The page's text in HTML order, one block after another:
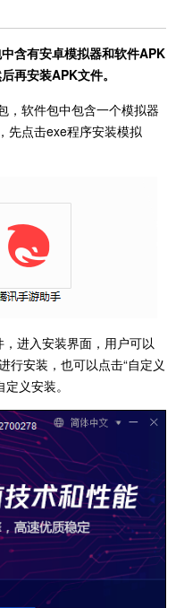
含有安卓模拟器和软件APK
再安装APK文件。
软件包中包含一个模拟器
先点击exe程序安装模拟
进入安装界面，用户可以
行安装，也可以点击“自定义
义安装。